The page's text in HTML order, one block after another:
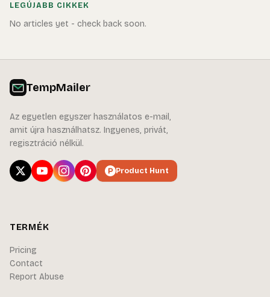
LEGÚJABB CIKKEK
No articles yet - check back soon.
TempMailer
Az egyetlen egyszer használatos e-mail,
amit újra használhatsz. Ingyenes, privát,
regisztráció nélkül.
Product Hunt
TERMÉK
Pricing
Contact
Report Abuse